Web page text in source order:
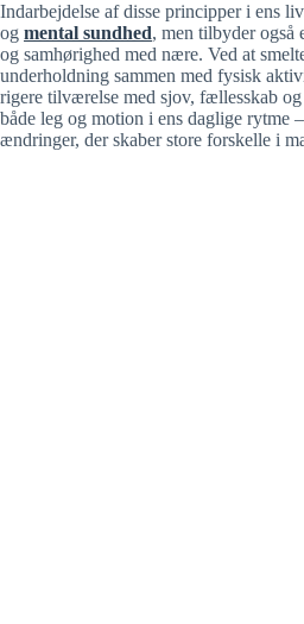
Indarbejdelse af disse principper i ens
og mental sundhed, men tilbyder også
og samhørighed med nære. Ved at
underholdning sammen med fysisk
rigere tilværelse med sjov, fællesskab
både leg og motion i ens daglige rytme
ændringer, der skaber store forskelle i